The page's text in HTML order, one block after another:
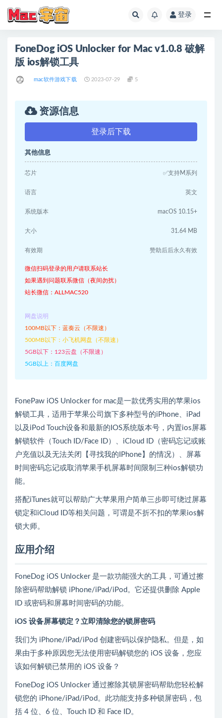
登录
FoneDog iOS Unlocker for Mac v1.0.8 破解
版 ios解锁工具
mac软件游戏下载 2023-07-29 5
资源信息
登录后下载
其他信息
芯片 ✅支持M系列
语言 英文
系统版本 macOS 10.15+
大小 31.64 MB
有效期 赞助后后永久有效
微信扫码登录的用户请联系站长
如果遇到问题联系微信（夜间勿扰）
站长微信：ALLMAC520
网盘说明
100MB以下：蓝奏云（不限速）
500MB以下：小飞机网盘（不限速）
5GB以下：123云盘（不限速）
5GB以上：百度网盘
FonePaw iOS Unlocker for mac是一款优秀实用的苹果ios
解锁工具，适用于苹果公司旗下多种型号的iPhone、iPad
以及iPod Touch设备和最新的IOS系统版本号，内置ios屏幕
解锁软件（Touch ID/Face ID）、iCloud ID（密码忘记或账
户充值以及无法关闭【寻找我的IPhone】的情况）、屏幕
时间密码忘记或取消苹果手机屏幕时间限制三种ios解锁功
能。
搭配iTunes就可以帮助广大苹果用户简单三步即可绕过屏幕
锁定和iCloud ID等相关问题，可谓是不折不扣的苹果ios解
锁大师。
应用介绍
FoneDog iOS Unlocker 是一款功能强大的工具，可通过擦
除密码帮助解锁 iPhone/iPad/iPod。它还提供删除 Apple
ID 或密码和屏幕时间密码的功能。
iOS 设备屏幕锁定？立即清除您的锁屏密码
我们为 iPhone/iPad/iPod 创建密码以保护隐私。但是，如
果由于多种原因您无法使用密码解锁您的 iOS 设备，您应
该如何解锁已禁用的 iOS 设备？
FoneDog iOS Unlocker 通过擦除其锁屏密码帮助您轻松解
锁您的 iPhone/iPad/iPod。此功能支持多种锁屏密码，包
括 4 位、6 位、Touch ID 和 Face ID。